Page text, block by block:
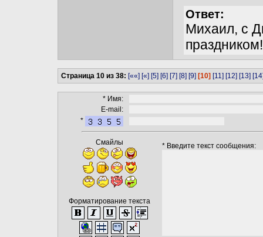
Ответ:
Михаил, с
праздником!
Страница 10 из 38: [««] [«] [5] [6] [7] [8] [9] [10] [11] [12] [13]
* Имя:
E-mail:
*
Смайлы
Форматирование текста
* Введите текст сообщения: